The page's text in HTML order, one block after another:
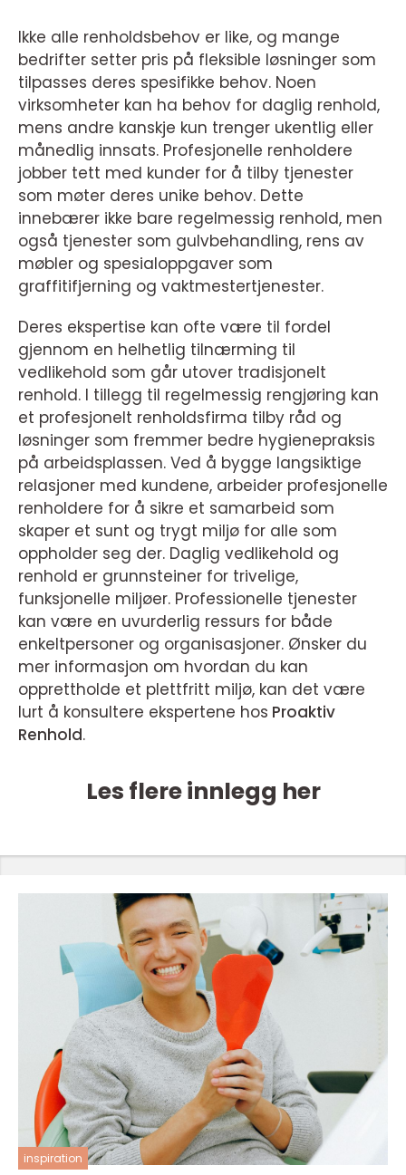
Ikke alle renholdsbehov er like, og mange
bedrifter setter pris på fleksible løsninger som
tilpasses deres spesifikke behov. Noen
virksomheter kan ha behov for daglig renhold,
mens andre kanskje kun trenger ukentlig eller
månedlig innsats. Profesjonelle renholdere
jobber tett med kunder for å tilby tjenester
som møter deres unike behov. Dette
innebærer ikke bare regelmessig renhold, men
også tjenester som gulvbehandling, rens av
møbler og spesialoppgaver som
graffitifjerning og vaktmestertjenester.
Deres ekspertise kan ofte være til fordel
gjennom en helhetlig tilnærming til
vedlikehold som går utover tradisjonelt
renhold. I tillegg til regelmessig rengjøring kan
et profesjonelt renholdsfirma tilby råd og
løsninger som fremmer bedre hygienepraksis
på arbeidsplassen. Ved å bygge langsiktige
relasjoner med kundene, arbeider profesjonelle
renholdere for å sikre et samarbeid som
skaper et sunt og trygt miljø for alle som
oppholder seg der. Daglig vedlikehold og
renhold er grunnsteiner for trivelige,
funksjonelle miljøer. Professionelle tjenester
kan være en uvurderlig ressurs for både
enkeltpersoner og organisasjoner. Ønsker du
mer informasjon om hvordan du kan
opprettholde et plettfritt miljø, kan det være
lurt å konsultere ekspertene hos Proaktiv
Renhold.
Les flere innlegg her
inspiration